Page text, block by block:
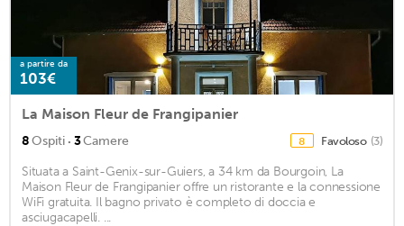
a partire da
103€
La Maison Fleur de Frangipanier
8Ospiti · 3Camere 8 Favoloso (3)
Situata a Saint-Genix-sur-Guiers, a 34 km da Bourgoin, La
Maison Fleur de Frangipanier offre un ristorante e la connessione
WiFi gratuita. Il bagno privato è completo di doccia e
asciugacapelli. ...